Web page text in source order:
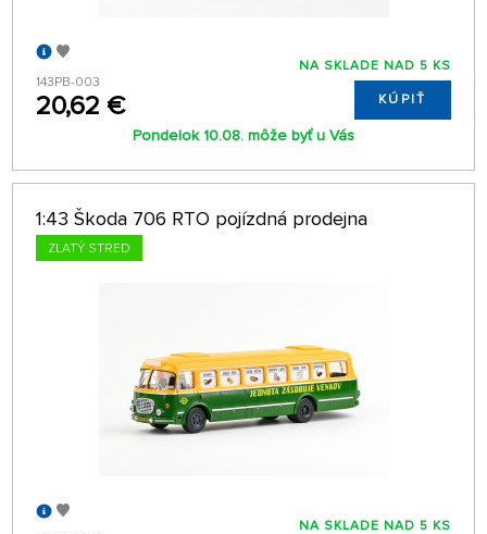
143PB-003
20,62 €
NA SKLADE NAD 5 KS
KÚPIŤ
Pondelok 10.08. môže byť u Vás
1:43 Škoda 706 RTO pojízdná prodejna
ZLATÝ STRED
NA SKLADE NAD 5 KS